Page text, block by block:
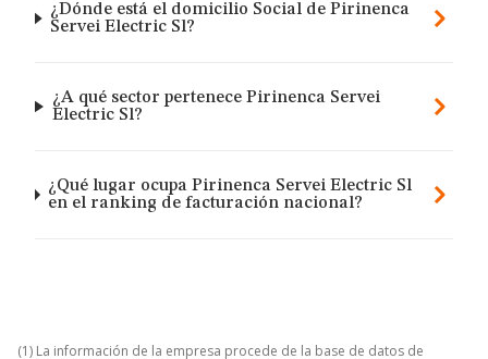
¿Dónde está el domicilio Social de Pirinenca
Servei Electric Sl?
¿A qué sector pertenece Pirinenca Servei
Electric Sl?
¿Qué lugar ocupa Pirinenca Servei Electric Sl
en el ranking de facturación nacional?
(1) La información de la empresa procede de la base de datos de